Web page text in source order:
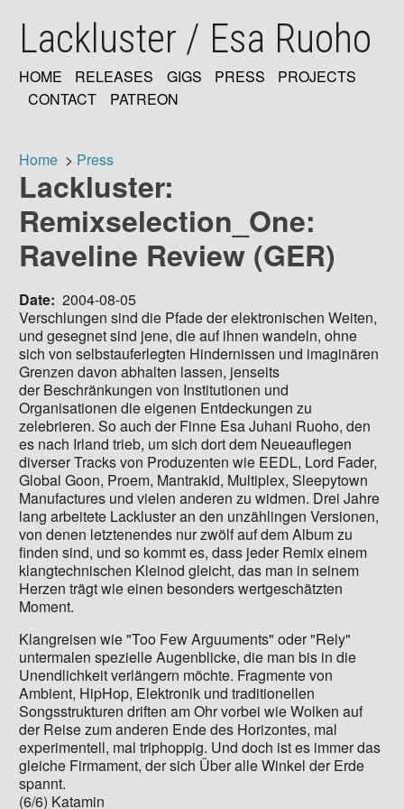
mainLackluster / Esa Ruoho
MAIN
HOME RELEASES GIGS PRESS
PROJECTS
CONTACT
PATREON
Breadcrumb
Home Press
Lackluster:
Remixselection_One:
Raveline Review (GER)
Date 2004-08-05
Verschlungen sind die Pfade der elektronischen Weiten,
und gesegnet sind jene, die auf ihnen wandeln, ohne
sich von selbstauferlegten Hindernissen und imaginären
Grenzen davon abhalten lassen, jenseits
der Beschränkungen von Institutionen und
Organisationen die eigenen Entdeckungen zu
zelebrieren. So auch der Finne Esa Juhani Ruoho, den
es nach Irland trieb, um sich dort dem Neueauflegen
diverser Tracks von Produzenten wie EEDL, Lord Fader,
Global Goon, Proem, Mantrakid, Multiplex, Sleepytown
Manufactures und vielen anderen zu widmen. Drei Jahre
lang arbeitete Lackluster an den unzählingen Versionen,
von denen letztenendes nur zwölf auf dem Album zu
finden sind, und so kommt es, dass jeder Remix einem
klangtechnischen Kleinod gleicht, das man in seinem
Herzen trägt wie einen besonders wertgeschätzten
Moment.
Klangreisen wie "Too Few Arguuments" oder "Rely"
untermalen spezielle Augenblicke, die man bis in die
Unendlichkeit verlängern möchte. Fragmente von
Ambient, HipHop, Elektronik und traditionellen
Songsstrukturen driften am Ohr vorbei wie Wolken auf
der Reise zum anderen Ende des Horizontes, mal
experimentell, mal triphoppig. Und doch ist es immer das
gleiche Firmament, der sich Über alle Winkel der Erde
spannt.
(6/6) Katamin